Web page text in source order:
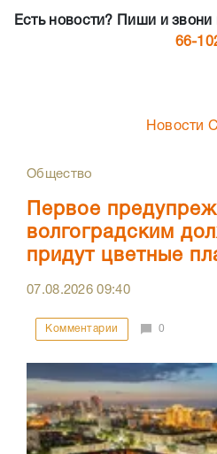
Есть новости? Пиши и
66-
Новости
Общество
Первое
волгоградским
придут цветные
07.08.202609:40
Комментарии 0